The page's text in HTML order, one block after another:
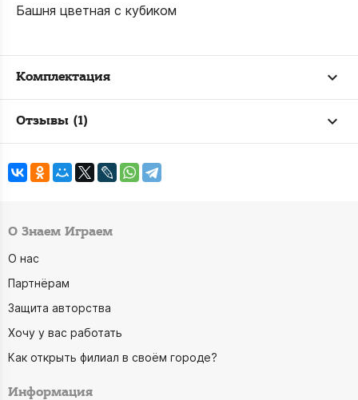
Башня цветная с кубиком
Комплектация
Отзывы (1)
О Знаем Играем
О нас
Партнёрам
Защита авторства
Хочу у вас работать
Как открыть филиал в своём городе?
Информация